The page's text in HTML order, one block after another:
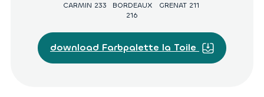
CARMIN 233
BORDEAUX
216
GRENAT 211
download Farbpalette la Toile
BLEU CLAIR
232
CIEL 005 COBALT 2031 OUTREMER
011
D967 D966 D965 D962